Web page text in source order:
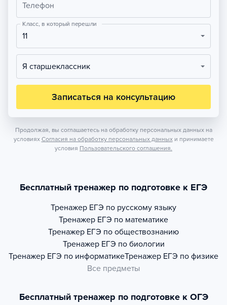
Телефон
Класс, в который перешли
11
Я старшеклассник
Записаться на консультацию
Продолжая, вы соглашаетесь на обработку персональных данных на
условиях Согласия на обработку персональных данных и принимаете
условия Пользовательского соглашения.
Бесплатный тренажер по подготовке к ЕГЭ
Тренажер ЕГЭ по русскому языку
Тренажер ЕГЭ по математике
Тренажер ЕГЭ по обществознанию
Тренажер ЕГЭ по биологии
Тренажер ЕГЭ по информатикеТренажер ЕГЭ по физике
Все предметы
Бесплатный тренажер по подготовке к ОГЭ